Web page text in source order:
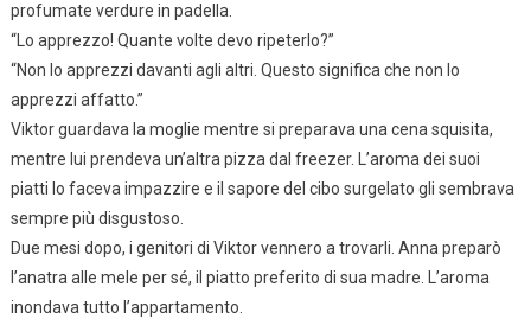
profumate verdure in padella.
“Lo apprezzo! Quante volte devo ripeterlo?”
“Non lo apprezzi davanti agli altri. Questo significa che non lo
apprezzi affatto.”
Viktor guardava la moglie mentre si preparava una cena squisita,
mentre lui prendeva un’altra pizza dal freezer. L’aroma dei suoi
piatti lo faceva impazzire e il sapore del cibo surgelato gli sembrava
sempre più disgustoso.
Due mesi dopo, i genitori di Viktor vennero a trovarli. Anna preparò
l’anatra alle mele per sé, il piatto preferito di sua madre. L’aroma
inondava tutto l’appartamento.